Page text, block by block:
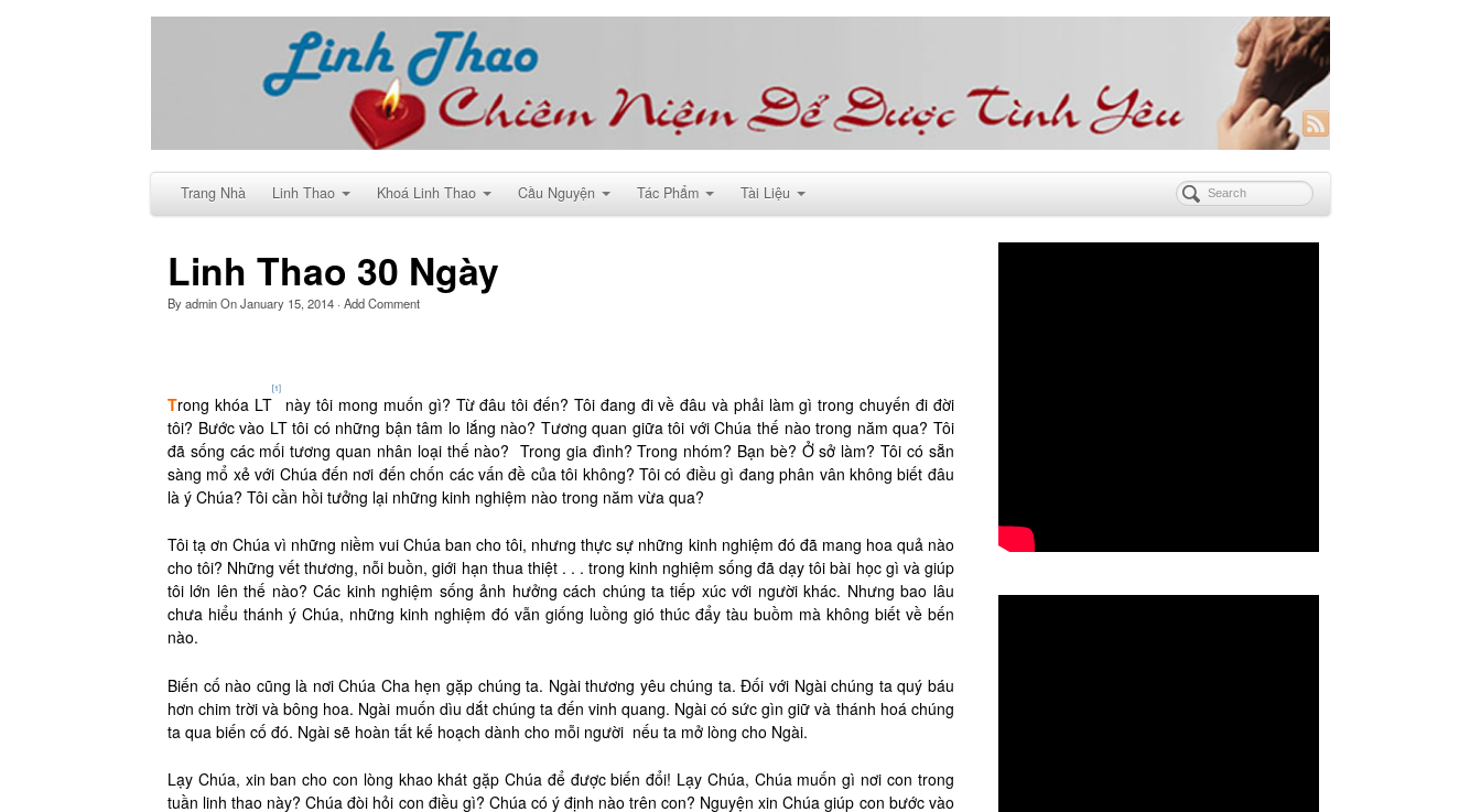
Trang Nhà Linh Thao Khoá Linh Thao Cầu Nguyện Tác Phẩm Tài Liệu
Linh Thao 30 Ngày
ByadminOnJanuary 15, 2014 · Add Comment
Trong khóa LT
[1]
này tôi mong muốn gì? Từ đâu tôi đến? Tôi đang đi về đâu và phải làm gì trong chuyến đi đời
tôi? Bước vào LT tôi có những bận tâm lo lắng nào? Tương quan giữa tôi với Chúa thế nào trong năm qua? Tôi
đã sống các mối tương quan nhân loại thế nào? Trong gia đình? Trong nhóm? Bạn bè? Ở sở làm? Tôi có sẵn
sàng mổ xẻ với Chúa đến nơi đến chốn các vấn đề của tôi không? Tôi có điều gì đang phân vân không biết đâu
là ý Chúa? Tôi cần hồi tưởng lại những kinh nghiệm nào trong năm vừa qua?
Tôi tạ ơn Chúa vì những niềm vui Chúa ban cho tôi, nhưng thực sự những kinh nghiệm đó đã mang hoa quả nào
cho tôi? Những vết thương, nỗi buồn, giới hạn thua thiệt . . . trong kinh nghiệm sống đã dạy tôi bài học gì và giúp
tôi lớn lên thế nào? Các kinh nghiệm sống ảnh hưởng cách chúng ta tiếp xúc với người khác. Nhưng bao lâu
chưa hiểu thánh ý Chúa, những kinh nghiệm đó vẫn giống luồng gió thúc đẩy tàu buồm mà không biết về bến
nào.
Biến cố nào cũng là nơi Chúa Cha hẹn gặp chúng ta. Ngài thương yêu chúng ta. Đối với Ngài chúng ta quý báu
hơn chim trời và bông hoa. Ngài muốn dìu dắt chúng ta đến vinh quang. Ngài có sức gìn giữ và thánh hoá chúng
ta qua biến cố đó. Ngài sẽ hoàn tất kế hoạch dành cho mỗi người nếu ta mở lòng cho Ngài.
Lạy Chúa, xin ban cho con lòng khao khát gặp Chúa để được biến đổi! Lạy Chúa, Chúa muốn gì nơi con trong
tuần linh thao này? Chúa đòi hỏi con điều gì? Chúa có ý định nào trên con? Nguyện xin Chúa giúp con bước vào